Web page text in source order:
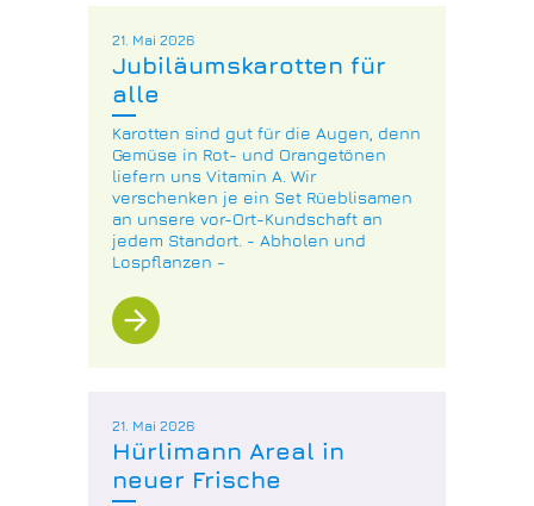
21. Mai 2026
Jubiläumskarotten für
alle
Karotten sind gut für die Augen, denn
Gemüse in Rot- und Orangetönen
liefern uns Vitamin A. Wir
verschenken je ein Set Rüeblisamen
an unsere vor-Ort-Kundschaft an
jedem Standort. - Abholen und
Lospflanzen -
arrow_forward
21. Mai 2026
Hürlimann Areal in
neuer Frische